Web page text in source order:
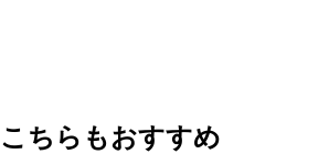
こちらもおすすめ